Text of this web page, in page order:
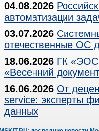
04.08.2026
автоматизации
03.07.2026
отечественные ОС
18.06.2026 ГК
«Весенний
16.06.2026 От
service: эксперты
данных